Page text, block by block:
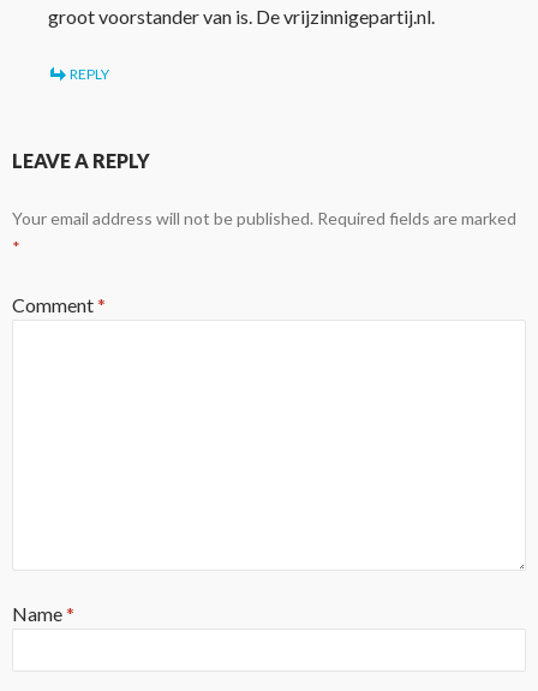
groot voorstander van is. De vrijzinnigepartij.nl.
REPLY
LEAVE A REPLY
Your email address will not be published. Required fields are marked
*
Comment*
Name*